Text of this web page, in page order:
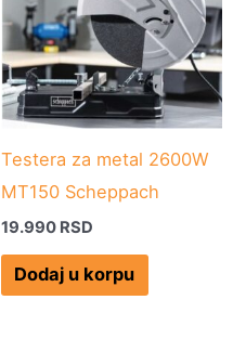
Testera za metal 2600W
MT150 Scheppach
19.990 RSD
Dodaj u korpu